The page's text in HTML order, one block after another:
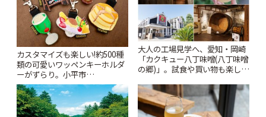
カスタマイズも楽しい!約500種
類の可愛いワッペンキーホルダ
ーがずらり。小平市
「Kimamaya T&K」 | ことりっ
ぷ
大人の工場見学へ、愛知・岡崎
「カクキュー八丁味噌(八丁味噌
の郷)」。試食や買い物も楽しみ